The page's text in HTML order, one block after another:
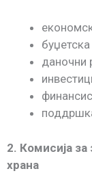
даночни
2. Комисија за
храна